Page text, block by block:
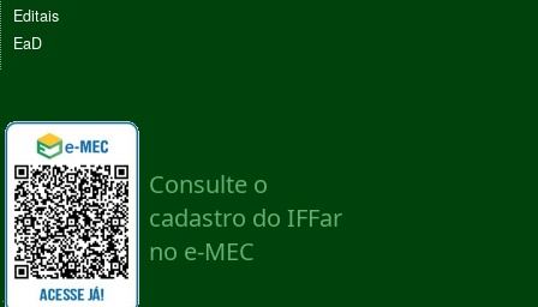
Editais
EaD